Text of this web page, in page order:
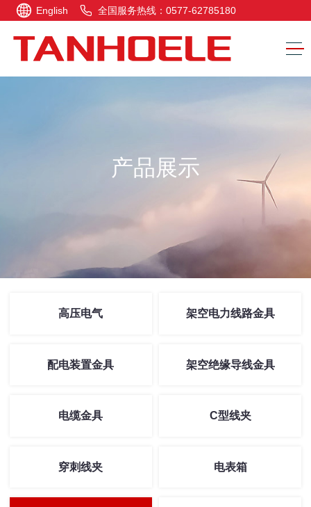
English 全国服务热线：0577-62785180
产品展示
高压电气 架空电力线路金具
配电装置金具 架空绝缘导线金具
电缆金具 C型线夹
穿刺线夹 电表箱